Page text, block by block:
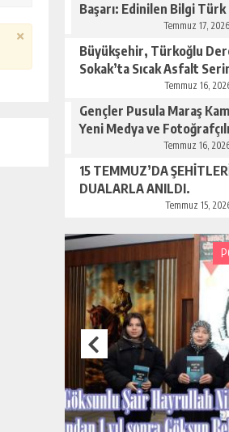
Başarı: Edinilen Bilgi Türk
Tarımına KatkıTemmuz 17,
Büyükşehir, Türkoğlu
Sokak’ta Sıcak Asfalt
Temmuz 16,
Gençler Pusula Maraş
Yeni Medya ve
Temmuz 16,
15 TEMMUZ’DA
DUALARLA ANILDI.
Temmuz 15,